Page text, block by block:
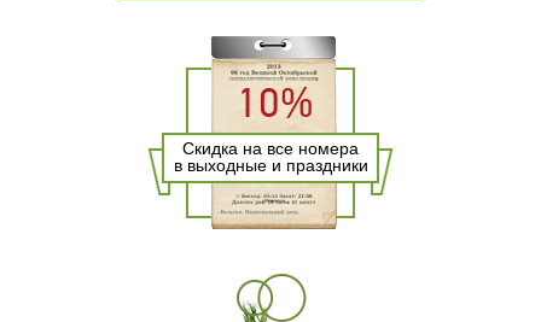
10%
Скидка на все номера
в выходные и праздники